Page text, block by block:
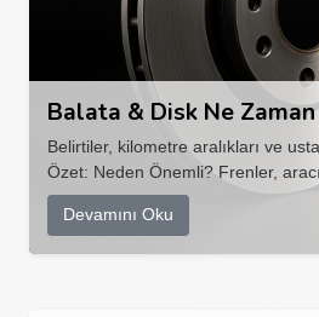
Balata & Disk Ne
Belirtiler, kilometre aralıkları ve
Özet: Neden Önemli? Frenler,
Devamını Oku